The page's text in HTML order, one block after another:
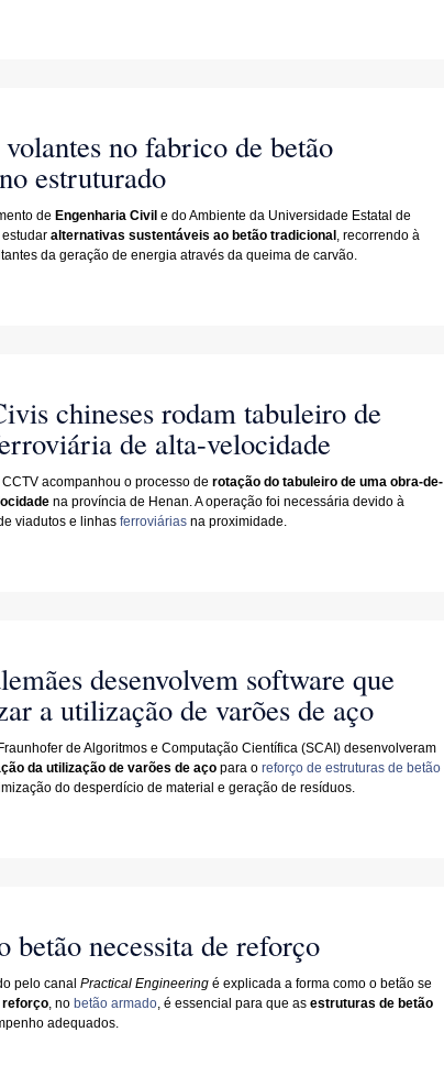
no fabrico de betão
estruturado
de Engenharia Civile do Ambiente da Universidade Estatal de
alternativas sustentáveis ao betão tradicional, recorrendo à
da geração de energia através da queima de carvão.
chineses rodam tabuleiro de
de alta-velocidade
acompanhou o processo de rotação do tabuleiro de uma obra-de-
na província de Henan. A operação foi necessária devido à
viadutos e linhas ferroviáriasna proximidade.
desenvolvem software que
a utilização de varões de aço
de Algoritmos e Computação Científica (SCAI) desenvolveram
da utilização de varões de açopara o reforço de estruturas de betão
do desperdício de material e geração de resíduos.
betão necessita de reforço
pelo canal Practical Engineeringé explicada a forma como o betão se
reforço, no betão armado, é essencial para que as estruturas de betão
adequados.